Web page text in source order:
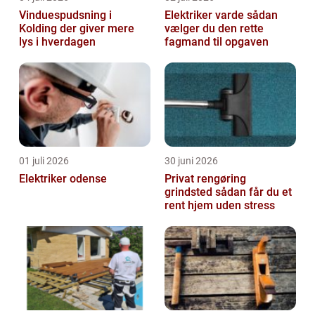
Vinduespudsning i
Kolding der giver mere
lys i hverdagen
Elektriker varde sådan
vælger du den rette
fagmand til opgaven
01 juli 2026
Elektriker odense
30 juni 2026
Privat rengøring
grindsted sådan får du et
rent hjem uden stress